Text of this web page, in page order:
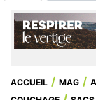
ACCUEIL MAG